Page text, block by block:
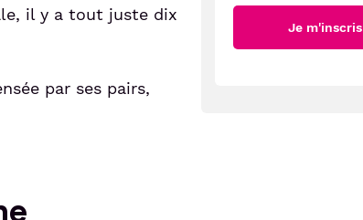
il y a tout juste dix
par ses pairs,
Je m'inscris